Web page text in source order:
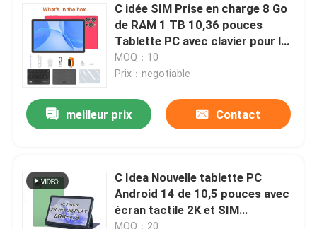
C idée SIM Prise en charge 8 Go
de RAM 1 TB 10,36 pouces
Tablette PC avec clavier pour les
étudiants CM10016 PLUS
MOQ：10
Prix：negotiable
meilleur prix Contact
C Idea Nouvelle tablette PC
Android 14 de 10,5 pouces avec
écran tactile 2K et SIM
CM10500 Plus vert
MOQ：20